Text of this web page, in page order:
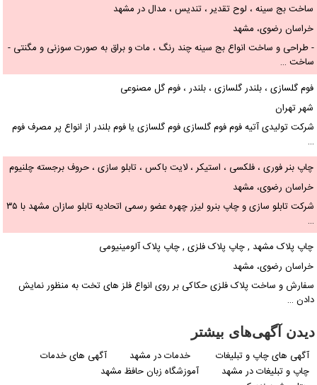
ساخت بج سینه ، لوح تقدیر ، تندیس ، مدال در مشهد
خراسان رضوی، مشهد
- طراحی و ساخت انواع بج سینه چند رنگ ، مات و براق به صورت سوزنی و مگنتی -
ساخت …
فوم گلسازی ، بلندر گلسازی ، بلندر ، فوم گل مصنوعی
شهر تهران
شرکت تولیدی آتیه فوم فوم گلسازی فوم گلسازی یا فوم بلندر از انواع پر مصرف فوم
…
چاپ بنر فوری ، فلکسی ، استیکر ، لایت باکس ، تابلو سازی ، حروف برجسته چلنیوم
حروف برجسته استیل و وکیوم
خراسان رضوی، مشهد
شرکت تابلو سازی و چاپ بنرو لیزر چهره عضو رسمی اتحادیه تابلو سازان مشهد با ۳۵
…
چاپ پلاک مشهد , چاپ پلاک فلزی , چاپ پلاک آلومینیومی
خراسان رضوی، مشهد
سفارش و ساخت پلاک فلزی حکاکی بر روی انواع فلز های تخت به منظور نمایش
دادن …
دیدن آگهی‌های بیشتر
آگهی های چاپ و تبلیغات
خدمات در مشهد
آگهی های خدمات
چاپ و تبلیغات در مشهد
آموزشگاه زبان حافظ مشهد